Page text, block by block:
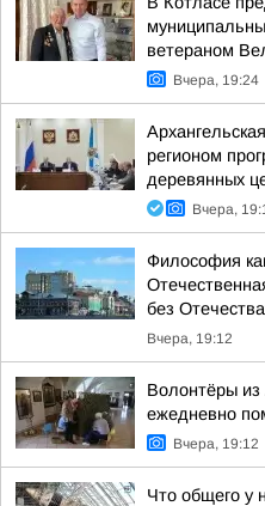
ветераном
Вчера, 19:24
регионом
деревянных
Вчера,
Философия
без
Вчера, 19:12
Волонтёры из
ежедневно
Вчера, 19:12
Что общего у